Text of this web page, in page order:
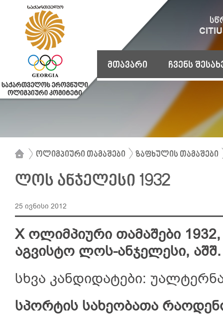
მთავარი ჩვენს
ოლიმპიური თამაშები ზაფხულის თამაშები
ლოს ანჯელესი 1932
25 ივნისი 2012
X ოლიმპიური თამაშები
აგვისტო ლოს-ანჯელესი, აშშ.
სხვა კანდიდატები:
სპორტის სახეობათა